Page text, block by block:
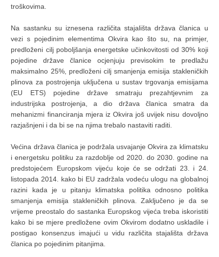
troškovima.
Na sastanku su iznesena različita stajališta država članica u
vezi s pojedinim elementima Okvira kao što su, na primjer,
predloženi cilj poboljšanja energetske učinkovitosti od 30% koji
pojedine države članice ocjenjuju previsokim te predlažu
maksimalno 25%, predloženi cilj smanjenja emisija stakleničkih
plinova za postrojenja uključena u sustav trgovanja emisijama
(EU ETS) pojedine države smatraju prezahtjevnim za
industrijska postrojenja, a dio država članica smatra da
mehanizmi financiranja mjera iz Okvira još uvijek nisu dovoljno
razjašnjeni i da bi se na njima trebalo nastaviti raditi.
Većina država članica je podržala usvajanje Okvira za klimatsku
i energetsku politiku za razdoblje od 2020. do 2030. godine na
predstojećem Europskom vijeću koje će se održati 23. i 24.
listopada 2014. kako bi EU zadržala vodeću ulogu na globalnoj
razini kada je u pitanju klimatska politika odnosno politika
smanjenja emisija stakleničkih plinova. Zaključeno je da se
vrijeme preostalo do sastanka Europskog vijeća treba iskoristiti
kako bi se mjere predložene ovim Okvirom dodatno uskladile i
postigao konsenzus imajući u vidu različita stajališta država
članica po pojedinim pitanjima.